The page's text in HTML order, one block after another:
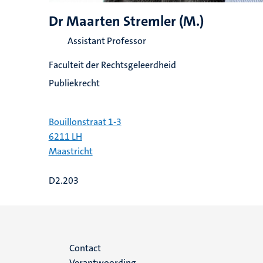
Dr Maarten Stremler (M.)
Assistant Professor
Faculteit der Rechtsgeleerdheid
Publiekrecht
Bouillonstraat 1-3
6211 LH
Maastricht
D2.203
Menu
Contact